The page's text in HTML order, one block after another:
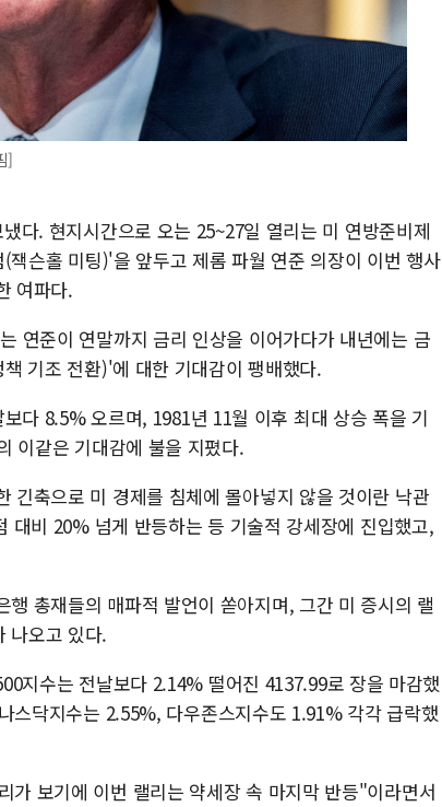
]
다. 현지시간으로 오는 25~27일 열리는 미 연방준비제
슨홀 미팅)'을 앞두고 제롬 파월 연준 의장이 이번 행사
여파다.
연준이 연말까지 금리 인상을 이어가다가 내년에는 금
기조 전환)'에 대한 기대감이 팽배했다.
다 8.5% 오르며, 1981년 11월 이후 최대 상승 폭을 기
이같은 기대감에 불을 지폈다.
긴축으로 미 경제를 침체에 몰아넣지 않을 것이란 낙관
대비 20% 넘게 반등하는 등 기술적 강세장에 진입했고,
총재들의 매파적 발언이 쏟아지며, 그간 미 증시의 랠
나오고 있다.
지수는 전날보다 2.14% 떨어진 4137.99로 장을 마감했
스닥지수는 2.55%, 다우존스지수도 1.91% 각각 급락했
가 보기에 이번 랠리는 약세장 속 마지막 반등"이라면서